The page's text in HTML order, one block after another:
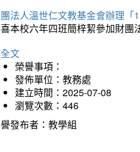
法人溫世仁文教基金會辦理「
本校六年四班簡梓絜參加財團
文
榮譽事項：
發佈單位：教務處
建立時間：2025-07-08
瀏覽次數：446
發布者：教學組